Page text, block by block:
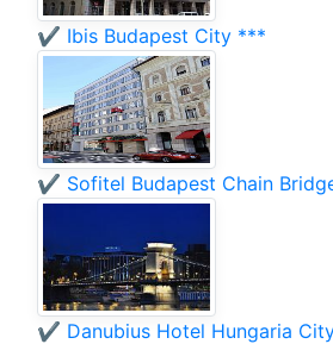
✔️ Ibis Budapest City ***
✔️ Sofitel Budapest Chain
✔️ Danubius Hotel Hungaria